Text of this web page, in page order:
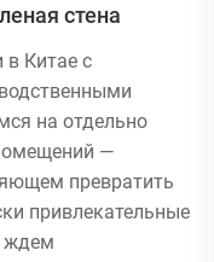
стена
в Китае с
на отдельно
—
превратить
привлекательные
ждем